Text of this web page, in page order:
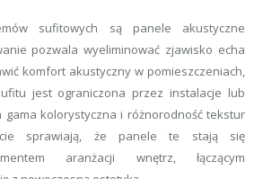
sufitowych są panele akustyczne
pozwala wyeliminować zjawisko echa
komfort akustyczny w pomieszczeniach,
jest ograniczona przez instalacje lub
gama kolorystyczna i różnorodność tekstur
sprawiają, że panele te stają się
aranżacji wnętrz, łączącym